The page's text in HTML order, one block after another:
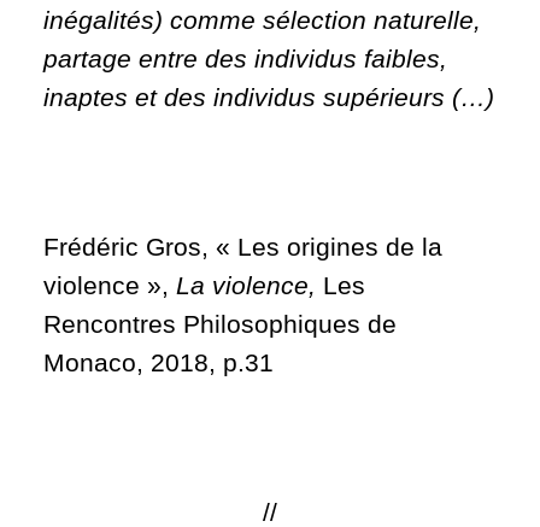
inégalités) comme sélection naturelle,
partage entre des individus faibles,
inaptes et des individus supérieurs (…)
Frédéric Gros, « Les origines de la
violence », La violence, Les
Rencontres Philosophiques de
Monaco, 2018, p.31
//